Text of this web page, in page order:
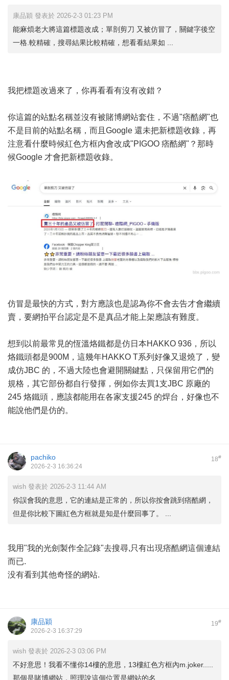
康品穎 發表於 2026-2-3 01:23 PM
能麻煩老大將這篇標題改成；單剖剪刀 又被仿冒了，關鍵字後空
一格.較精確，搜尋結果比較精確，想看看結果如 ...
我把標題改過來了，你再看看有沒有改錯？
你這篇的站點名稱並沒有被賭博網站套住，不過"痞酷網"也
不是目前的站點名稱，而且Google 還未把新標題收錄，再
注意看什麼時候紅色方框內會改成"PIGOO 痞酷網"？那時
候Google 才會把新標題收錄。
仿冒是最快的方式，對方應該也是認為你不會去告才會繼續
賣，要網拍平台認定是不是真品才能上架應該有難度。
想到以前最常見的恆溫烙鐵都是仿日本HAKKO 936，所以
烙鐵頭都是900M，這幾年HAKKO T系列好像又退燒了，變
成仿JBC 的，不過大陸也會避開關鍵點，只保留用它們的
規格，其它部份都自行發揮，例如你去買1支JBC 原廠的
245 烙鐵頭，應該都能用在各家支援245 的焊台，好像也不
能說他們是仿的。
18#
pachiko
2026-2-3 16:36:24
wish 發表於 2026-2-3 11:44 AM
你誤會我的意思，它的連結是正常的，所以你按會跳到痞酷網，
但是你比較下圖紅色方框就是知是什麼回事了。 ...
我用"我的光劍製作全記錄"去搜尋,只有出現痞酷網這個連結
而已.
没有看到其他奇怪的網站.
19#
康品穎
2026-2-3 16:37:29
wish 發表於 2026-2-3 03:06 PM
不好意思！我看不懂你14樓的意思，13樓紅色方框內m.joker.....
那個是賭博網站，照理說這個位置是網站的名 ...